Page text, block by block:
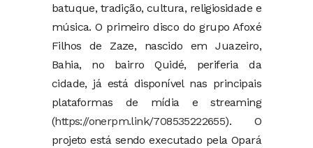
batuque, tradição, cultura, religiosidade e
música. O primeiro disco do grupo Afoxé
Filhos de Zaze, nascido em Juazeiro,
Bahia, no bairro Quidé, periferia da
cidade, já está disponível nas principais
plataformas de mídia e streaming
(https://onerpm.link/708535222655). O
projeto está sendo executado pela Opará